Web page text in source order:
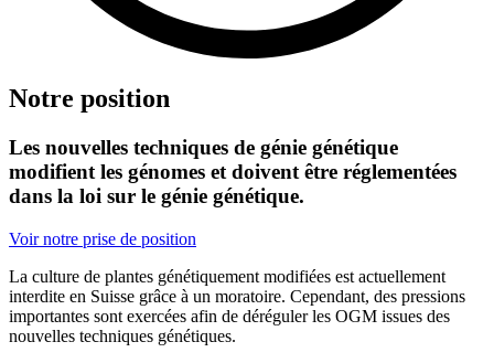
Notre position
Les nouvelles techniques de génie génétique
modifient les génomes et doivent être réglementées
dans la loi sur le génie génétique.
Voir not­re pri­se de posi­ti­on
La cul­tu­re de plan­tes géné­ti­quement modi­fi­ées est actu­el­le­ment
inter­di­te en Suis­se grâ­ce à un mora­toire. Cepen­dant, des pres­si­ons
importan­tes sont exer­cées afin de déré­gu­ler les OGM issues des
nou­vel­les tech­ni­ques géné­ti­ques.